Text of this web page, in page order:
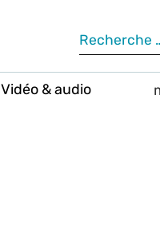
Vidéo & audio